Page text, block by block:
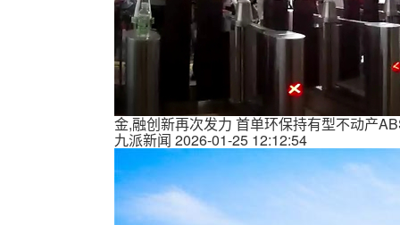
金,融创新再次发力 首单环保持有型不动产
九派新闻 2026-01-25 12:12:54